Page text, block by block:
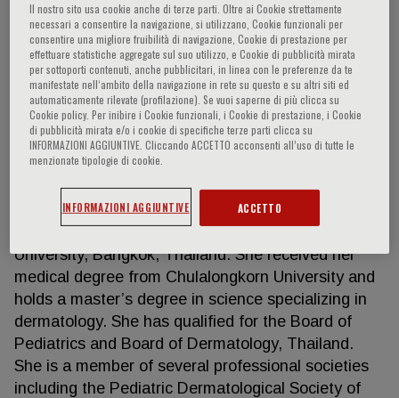
HOME PAGE / CORSI ED EVENTI / RELATORE
Siriwan Wananukul
Professor Siriwan Wananukul is pediatric
dermatologist. She is currently working in Division
of Pediatric Dematology, Department of Pediatrics,
University, Bangkok, Thailand. She received her
medical degree from Chulalongkorn University and
holds a master’s degree in science specializing in
dermatology. She has qualified for the Board of
Pediatrics and Board of Dermatology, Thailand.
She is a member of several professional societies
including the Pediatric Dermatological Society of
Il nostro sito usa cookie anche di terze parti. Oltre ai Cookie strettamente
necessari a consentire la navigazione, si utilizzano, Cookie funzionali per
consentire una migliore fruibilità di navigazione, Cookie di prestazione per
effettuare statistiche aggregate sul suo utilizzo, e Cookie di pubblicità mirata
per sottoporti contenuti, anche pubblicitari, in linea con le preferenze da te
manifestate nell‘ambito della navigazione in rete su questo e su altri siti ed
automaticamente rilevate (profilazione). Se vuoi saperne di più clicca su
Cookie policy. Per inibire i Cookie funzionali, i Cookie di prestazione, i Cookie
di pubblicità mirata e/o i cookie di specifiche terze parti clicca su
INFORMAZIONI AGGIUNTIVE. Cliccando ACCETTO acconsenti all’uso di tutte le
menzionate tipologie di cookie.
INFORMAZIONI AGGIUNTIVE ACCETTO